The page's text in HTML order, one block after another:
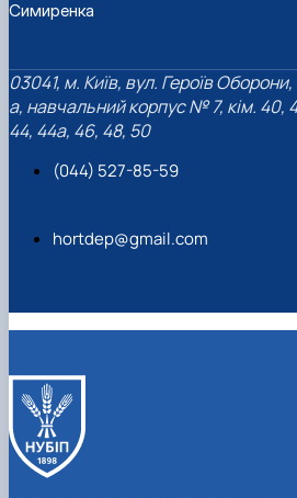
Симиренка
03041, м. Київ, вул. Героїв Оборони,
а, навчальний корпус № 7, кім. 40,
44, 44а, 46, 48, 50
(044) 527-85-59
hortdep@gmail.com